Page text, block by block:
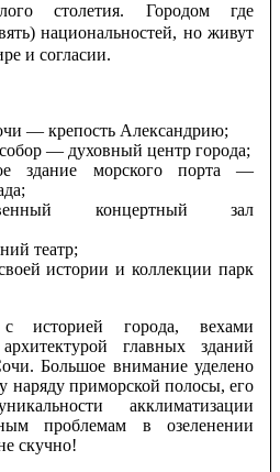
столетия. Городом где
национальностей, но живут
и согласии.
— крепость Александрию;
— духовный центр города;
здание морского порта —
концертный зал
театр;
истории и коллекции парк
историей города, вехами
главных зданий
Большое внимание уделено
наряду приморской полосы, его
акклиматизации
проблемам в озеленении
скучно!